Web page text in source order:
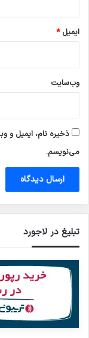
ایمیل*
وب‌سایت
ذخیره نام، ایمیل و
می‌نویسم.
تبلیغ در لاجورد